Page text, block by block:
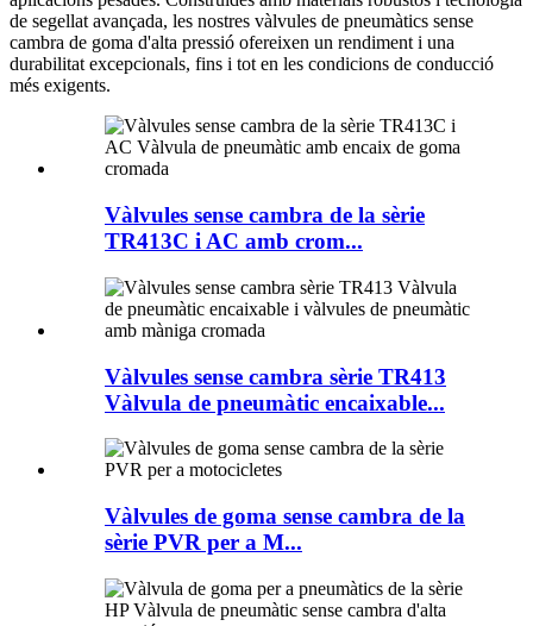
de segellat avançada, les nostres vàlvules de pneumàtics sense
cambra de goma d'alta pressió ofereixen un rendiment i una
durabilitat excepcionals, fins i tot en les condicions de conducció
més exigents.
Vàlvules sense cambra de la sèrie
TR413C i AC amb crom...
Vàlvules sense cambra sèrie TR413
Vàlvula de pneumàtic encaixable...
Vàlvules de goma sense cambra de la
sèrie PVR per a M...